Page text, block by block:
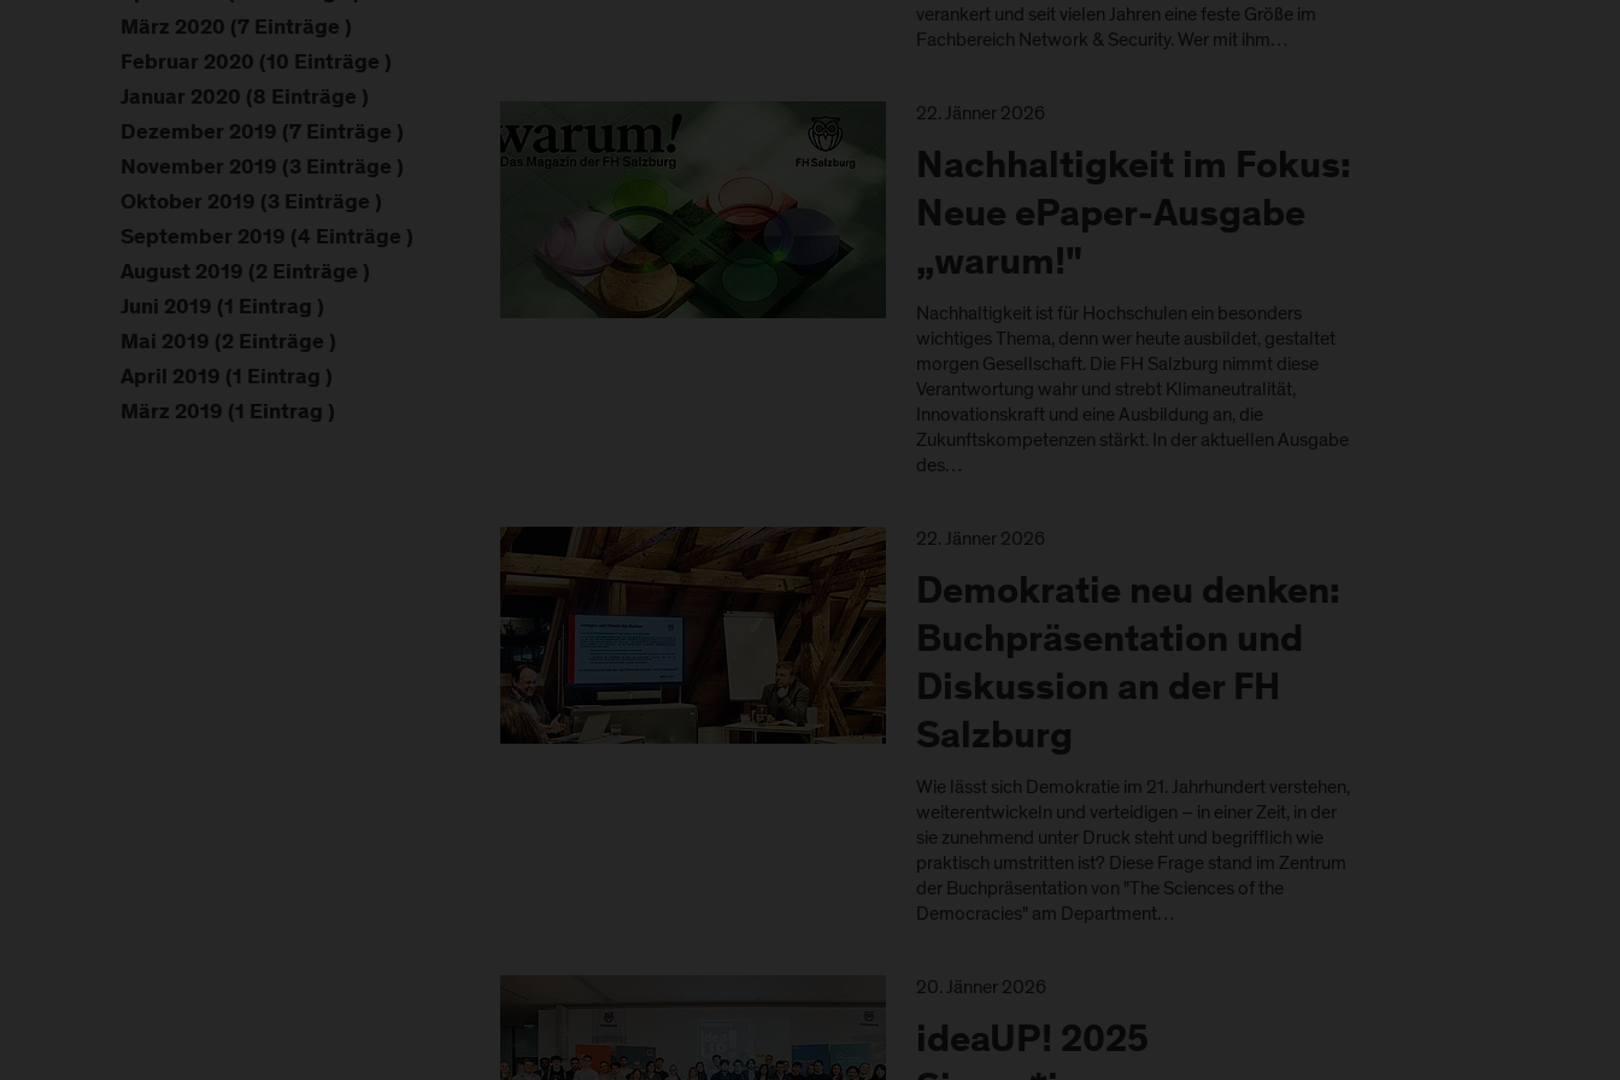
verankert und seit vielen Jahren eine feste Größe im
Fachbereich Network & Security. Wer mit ihm…
22. Jänner 2026
Nachhaltigkeit im Fokus:
Neue ePaper-Ausgabe
„warum!"
Nachhaltigkeit ist für Hochschulen ein besonders
wichtiges Thema, denn wer heute ausbildet, gestaltet
morgen Gesellschaft. Die FH Salzburg nimmt diese
Verantwortung wahr und strebt Klimaneutralität,
Innovationskraft und eine Ausbildung an, die
Zukunftskompetenzen stärkt. In der aktuellen Ausgabe
des…
22. Jänner 2026
Demokratie neu denken:
Buchpräsentation und
Diskussion an der FH
Salzburg
Wie lässt sich Demokratie im 21. Jahrhundert verstehen,
weiterentwickeln und verteidigen – in einer Zeit, in der
sie zunehmend unter Druck steht und begrifflich wie
praktisch umstritten ist? Diese Frage stand im Zentrum
der Buchpräsentation von "The Sciences of the
Democracies" am Department…
20. Jänner 2026
ideaUP! 2025
März 2020 (7 Einträge )
Februar 2020 (10 Einträge )
Januar 2020 (8 Einträge )
Dezember 2019 (7 Einträge )
November 2019 (3 Einträge )
Oktober 2019 (3 Einträge )
September 2019 (4 Einträge )
August 2019 (2 Einträge )
Juni 2019 (1 Eintrag )
Mai 2019 (2 Einträge )
April 2019 (1 Eintrag )
März 2019 (1 Eintrag )